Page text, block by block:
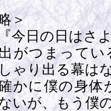
＞
日の日はさよ
がつまってい
ゃり出る幕は
に僕の身体
いが、もう僕